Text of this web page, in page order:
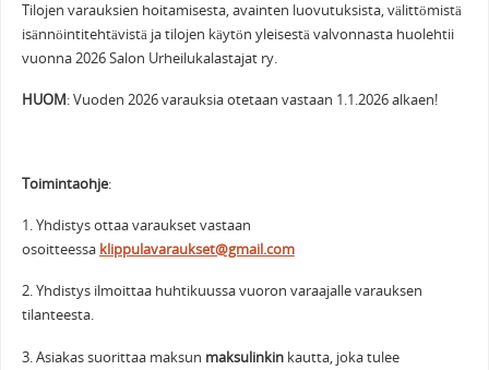
Tilojen varauksien hoitamisesta, avainten luovutuksista, välittömistä
isännöintitehtävistä ja tilojen käytön yleisestä valvonnasta huolehtii
vuonna 2026 Salon Urheilukalastajat ry.
HUOM: Vuoden 2026 varauksia otetaan vastaan 1.1.2026 alkaen!
Toimintaohje:
1. Yhdistys ottaa varaukset vastaan
osoitteessa klippulavaraukset@gmail.com
2. Yhdistys ilmoittaa huhtikuussa vuoron varaajalle varauksen
tilanteesta.
3. Asiakas suorittaa maksun maksulinkinkautta, joka tulee